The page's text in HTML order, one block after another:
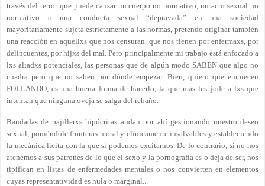
través del terror que puede causar un cuerpo no normativo, un acto sexual no
normativo o una conducta sexual “depravada” en una sociedad
mayoritariamente sujeta estrictamente a las normas, pretendo originar también
una reacción en aquellxs que nos censuran, que nos tienen por enfermaxs, por
delincuentes, por hijxs del mal. Pero principalmente mi trabajo está enfocado a
lxs aliadxs potenciales, las personas que de algún modo SABEN que algo no
cuadra pero que no saben por dónde empezar. Bien, quiero que empiecen
FOLLANDO, es una buena forma de hacerlo, la que más les jode a lxs que
intentan que ninguna oveja se salga del rebaño.
Bandadas de pajillerxs hipócritas andan por ahí gestionando nuestro deseo
sexual, poniéndole fronteras moral y clínicamente insalvables y estableciendo
la mecánica lícita con la que sí podemos excitarnos. De lo contrario, si no nos
atenemos a sus patrones de lo que el sexo y la pornografía es o deja de ser, nos
tipifican en listas de enfermedades mentales o nos convierten en elementos
cuyas representatividad es nula o marginal...